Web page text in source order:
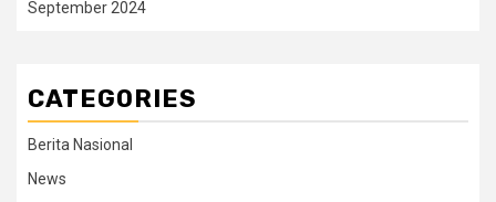
September 2024
CATEGORIES
Berita Nasional
News